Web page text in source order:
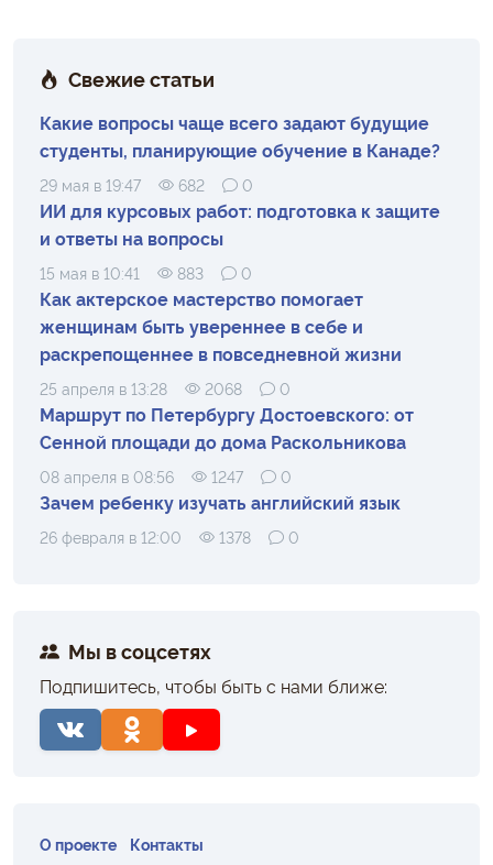
Свежие статьи
Какие вопросы чаще всего задают будущие
студенты, планирующие обучение в Канаде?
29 мая в 19:47 682 0
ИИ для курсовых работ: подготовка к защите
и ответы на вопросы
15 мая в 10:41 883 0
Как актерское мастерство помогает
женщинам быть увереннее в себе и
раскрепощеннее в повседневной жизни
25 апреля в 13:28 2068 0
Маршрут по Петербургу Достоевского: от
Сенной площади до дома Раскольникова
08 апреля в 08:56 1247 0
Зачем ребенку изучать английский язык
26 февраля в 12:00 1378 0
Мы в соцсетях
Подпишитесь, чтобы быть с нами ближе:
О проекте
Контакты